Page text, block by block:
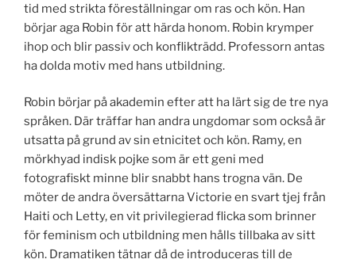
tid med strikta föreställningar om ras och kön. Han
börjar aga Robin för att härda honom. Robin krymper
ihop och blir passiv och konflikträdd. Professorn antas
ha dolda motiv med hans utbildning.
Robin börjar på akademin efter att ha lärt sig de tre nya
språken. Där träffar han andra ungdomar som också är
utsatta på grund av sin etnicitet och kön. Ramy, en
mörkhyad indisk pojke som är ett geni med
fotografiskt minne blir snabbt hans trogna vän. De
möter de andra översättarna Victorie en svart tjej från
Haiti och Letty, en vit privilegierad flicka som brinner
för feminism och utbildning men hålls tillbaka av sitt
kön. Dramatiken tätnar då de introduceras till de